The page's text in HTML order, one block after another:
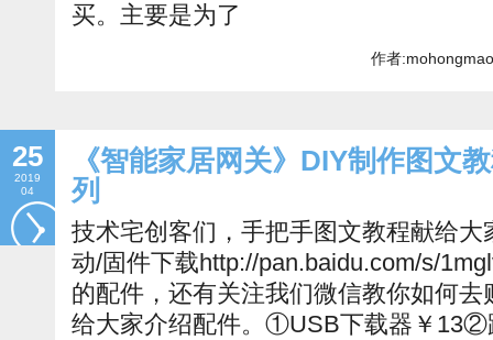
买。主要是为了
作者
25
2019
04
《智能家居网关》DIY制作图文
列
技术宅创客们，手把手图文教程献给
动/固件下载http://pan.baidu.com/s/
的配件，还有关注我们微信教你如何
给大家介绍配件。①USB下载器￥